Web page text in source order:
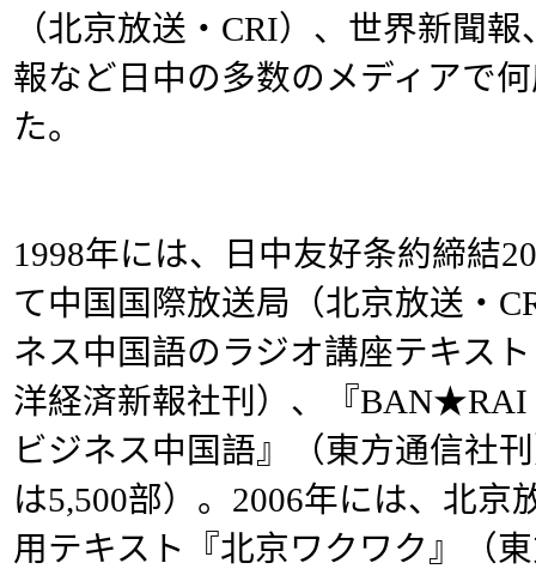
（北京放送・CRI）、世界新聞
報など日中の多数のメディアで
た。
1998年には、日中友好条約締結
て中国国際放送局（北京放送・
ネス中国語のラジオ講座テキス
洋経済新報社刊）、『
ビジネス中国語』（東方通信社
は5,500部）。2006年には、北京
用テキスト『北京ワクワク』（